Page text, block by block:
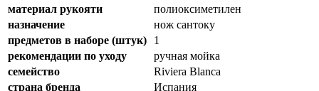
материал рукояти
полиоксиметилен
назначение
нож сантоку
предметов в наборе (штук)
1
рекомендации по уходу
ручная мойка
семейство
Riviera Blanca
страна бренда
Испания